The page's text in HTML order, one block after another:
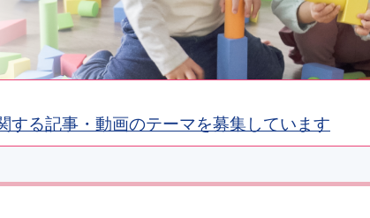
する記事・動画のテーマを募集しています